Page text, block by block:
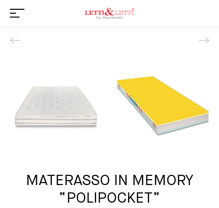
Product navigation
MATERASSO IN MEMORY
“POLIPOCKET”